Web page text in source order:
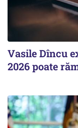
Vasile Dîncu
2026 poate